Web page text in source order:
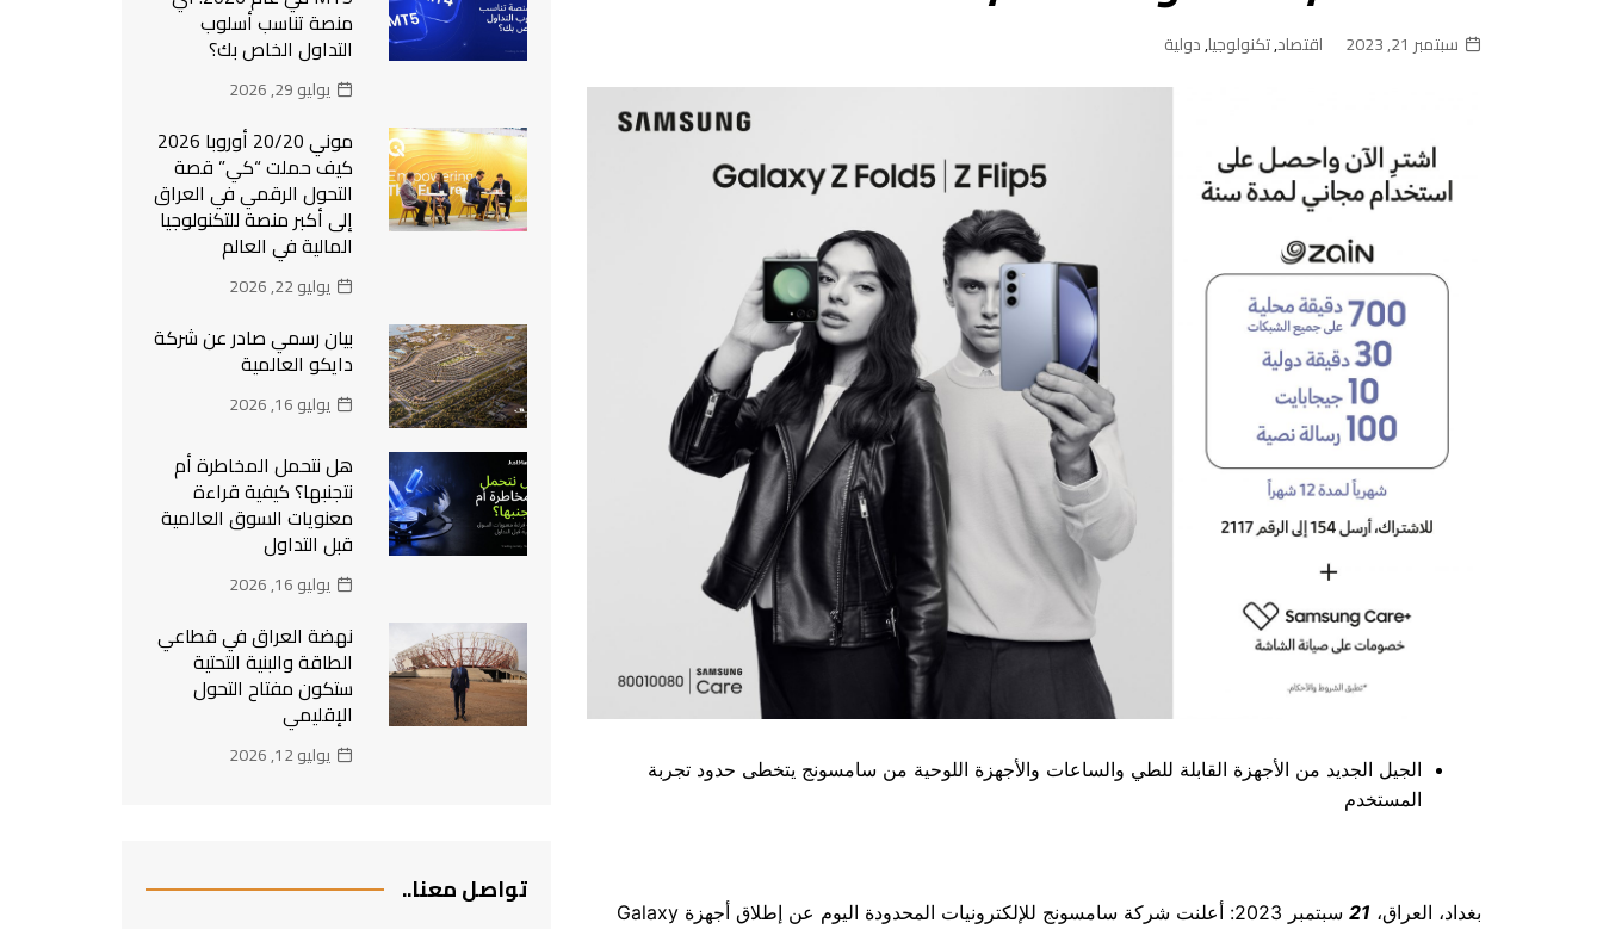
سبتمبر 21, 2023 اقتصاد,تكنولوجيا,دولية
الجيل الجديد من الأجهزة القابلة للطي والساعات والأجهزة اللوحية من سامسونج يتخطى حدود تجربة
المستخدم
بغداد، العراق، 21
سبتمبر 2023: أعلنت شركة سامسونج للإلكترونيات المحدودة اليوم عن إطلاق أجهزة Galaxy
منصة تناسب أسلوب
التداول الخاص بك؟
يوليو 29, 2026
موني 20/20 أوروبا 2026
كيف حملت “كي” قصة
التحول الرقمي في العراق
إلى أكبر منصة للتكنولوجيا
المالية في العالم
يوليو 22, 2026
بيان رسمي صادر عن شركة
دايكو العالمية
يوليو 16, 2026
هل نتحمل المخاطرة أم
نتجنبها؟ كيفية قراءة
معنويات السوق العالمية
قبل التداول
يوليو 16, 2026
نهضة العراق في قطاعي
الطاقة والبنية التحتية
ستكون مفتاح التحول
الإقليمي
يوليو 12, 2026
تواصل معنا..